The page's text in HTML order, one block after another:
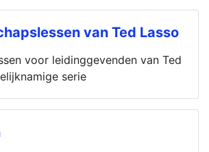
van Ted Lasso
voor leidinggevenden van Ted
serie